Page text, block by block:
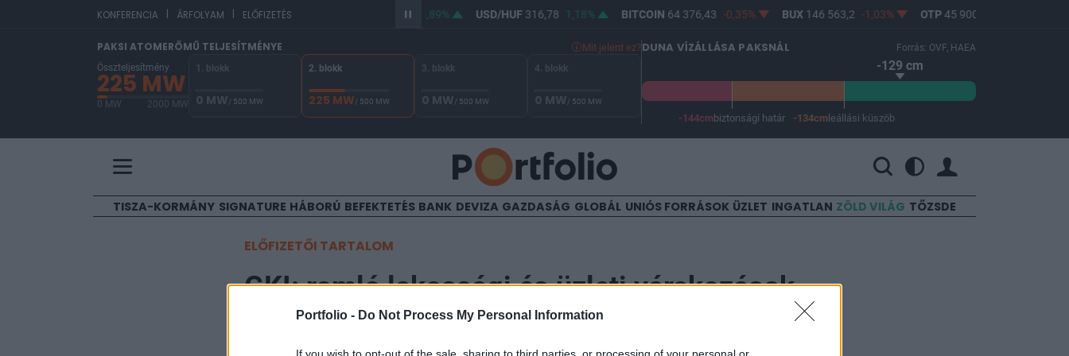
Portfolio - Do Not Process My Personal Information
KONFERENCIA | ÁRFOLYAM | ELŐFIZETÉS 364,94 0,89% USD/HUF316,78 1,18% BITCOIN64 376,43 -0,35% BUX146 563,2 -1,03% OTP45 900
PAKSI ATOMERŐMŰ TELJESÍTMÉNYE Mit jelent ez?
Összteljesítmény
225 MW
0 MW 2000 MW
1. blokk
0 MW/ 500 MW
2. blokk
225 MW/ 500 MW
3. blokk
0 MW/ 500 MW
4. blokk
0 MW/ 500 MW
DUNA VÍZÁLLÁSA PAKSNÁL Forrás: OVF, HAEA
-129 cm
-144cm biztonsági határ -134cm leállási küszöb
TISZA-KORMÁNY SIGNATURE HÁBORÚ BEFEKTETÉS BANK DEVIZA GAZDASÁG GLOBÁL UNIÓS FORRÁSOK ÜZLET INGATLAN ZÖLD VILÁG TŐZSDE
ELŐFIZETŐI TARTALOM
GKI: romló lakossági és üzleti várakozások
2002. október 14. 08:32